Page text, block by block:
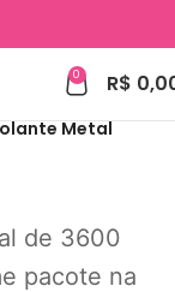
0 R$
Metal
de 3600
pacote na